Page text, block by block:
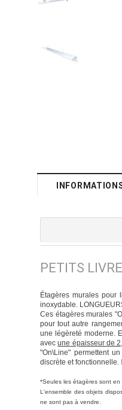
PETITS
Étagères murales pour
inoxydable.
Ces étagères murales
pour tout autre
une légèreté moderne.
avecune épaisseur de
"On\Line" permettent
discrète et fonctionnelle.
*Seules les étagères sont en
L'ensemble des objets
ne sont pas à vendre.